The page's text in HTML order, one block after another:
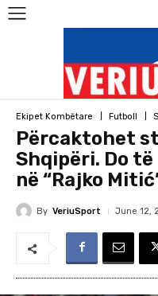
Ekipet Kombëtare Futboll
Përcaktohet
Shqipëri. Do
në “Rajko
By VeriuSport June 12,